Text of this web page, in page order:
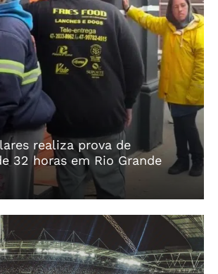
realiza prova de
32 horas em Rio Grande